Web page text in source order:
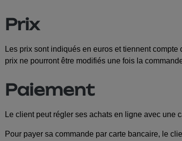
Prix
Les prix sont indiqués en euros et tiennent
prix ne pourront être modifiés une fois la
Paiement
Le client peut régler ses achats en ligne avec une
Pour payer sa commande par carte bancaire, le